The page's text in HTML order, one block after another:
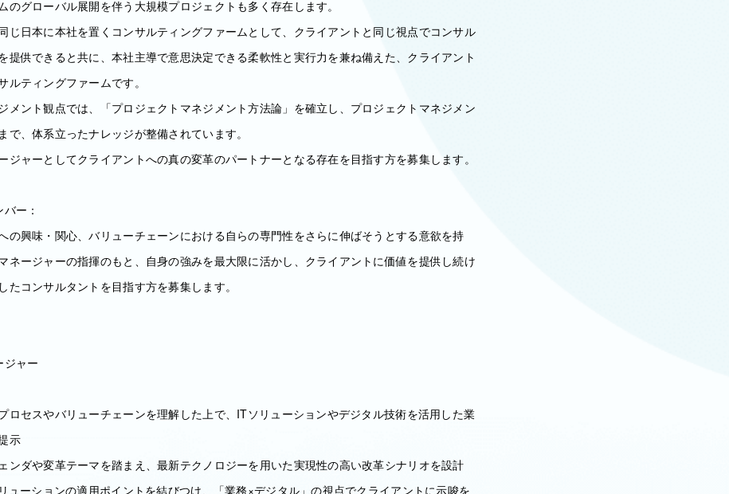
のグローバル展開を伴う大規模プロジェクトも多く存在します。
じ日本に本社を置くコンサルティングファームとして、クライアントと同じ視点でコンサル
提供できると共に、本社主導で意思決定できる柔軟性と実行力を兼ね備えた、クライアント
ルティングファームです。
メント観点では、「プロジェクトマネジメント方法論」を確立し、プロジェクトマネジメン
で、体系立ったナレッジが整備されています。
ジャーとしてクライアントへの真の変革のパートナーとなる存在を目指す方を募集します。
ー：
の興味・関心、バリューチェーンにおける自らの専門性をさらに伸ばそうとする意欲を持
ネージャーの指揮のもと、自身の強みを最大限に活かし、クライアントに価値を提供し続け
たコンサルタントを目指す方を募集します。
ジャー
ロセスやバリューチェーンを理解した上で、ITソリューションやデジタル技術を活用した業
示
ンダや変革テーマを踏まえ、最新テクノロジーを用いた実現性の高い改革シナリオを設計
ーションの適用ポイントを結びつけ、「業務×デジタル」の視点でクライアントに示唆を